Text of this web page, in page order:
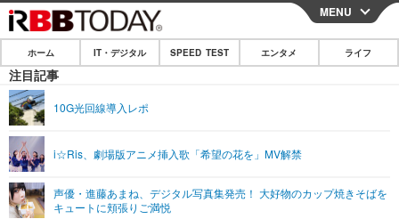
CLOSE
ホーム
IT・デジタル
ショッピング その他
SPEED TEST
エンタメ
エンタメTOP
ライフ
MENU
ホーム IT・デジタル SPEED TEST エンタメ ライフ
注目記事
10G光回線導入レポ
i☆Ris、劇場版アニメ挿入歌「希望の花を」MV解禁
声優・進藤あまね、デジタル写真集発売！ 大好物のカップ焼きそばを
キュートに頬張りご満悦